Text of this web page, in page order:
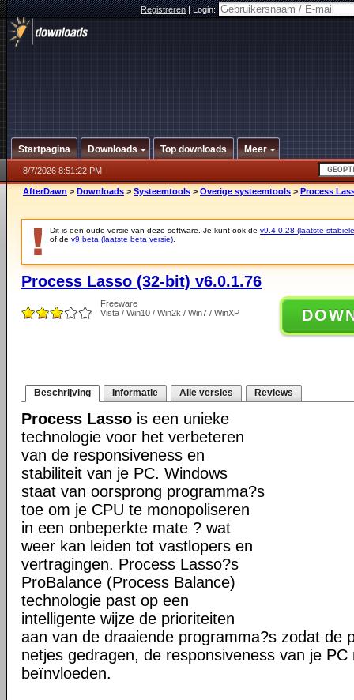
Registreren|Login:
Startpagina Downloads Top downloads Meer
8/7/2026 8:51:22 PM
AfterDawn > Downloads > Systeemtools > Overige systeemtools > Process
Dit is een oude versie van deze software. Je kunt ook de v9.4.0.28 (laatste
of de v9 beta (laatste beta versie)
Process Lasso (32-bit) v6.0.1.76
Freeware
Vista / Win10 / Win2k / Win7 / WinXP
Beschrijving Informatie Alle versies Reviews
Process Lasso is een unieke
technologie voor het verbeteren
van de responsiveness en
stabiliteit van je PC. Windows
staat van oorsprong programma?s
toe om je CPU te monopoliseren
in een onbeperkte mate ? wat
weer kan leiden tot vastlopers en
vertragingen. Process Lasso?s
ProBalance (Process Balance)
technologie past op een
intelligente wijze de prioriteiten
aan van de draaiende programma?s zodat de
netjes gedragen, de responsiveness van je PC
beïnvloeden.